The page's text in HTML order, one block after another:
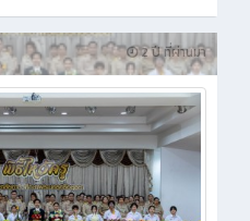
2 ปี ที่ผ่านมา